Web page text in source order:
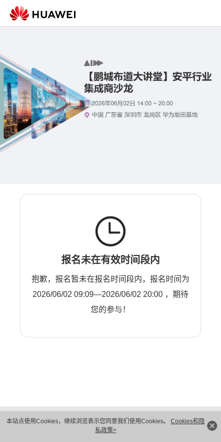
本站点使用Cookies，继续浏览表示您同意我们使用Cookies。 Cookies和隐
私政策>
报名未在有效时间段内
抱歉，报名暂未在报名时间段内，报名时间为
2026/06/02 09:09—2026/06/02 20:00 ，期待
您的参与！
隐私保护
法律声明